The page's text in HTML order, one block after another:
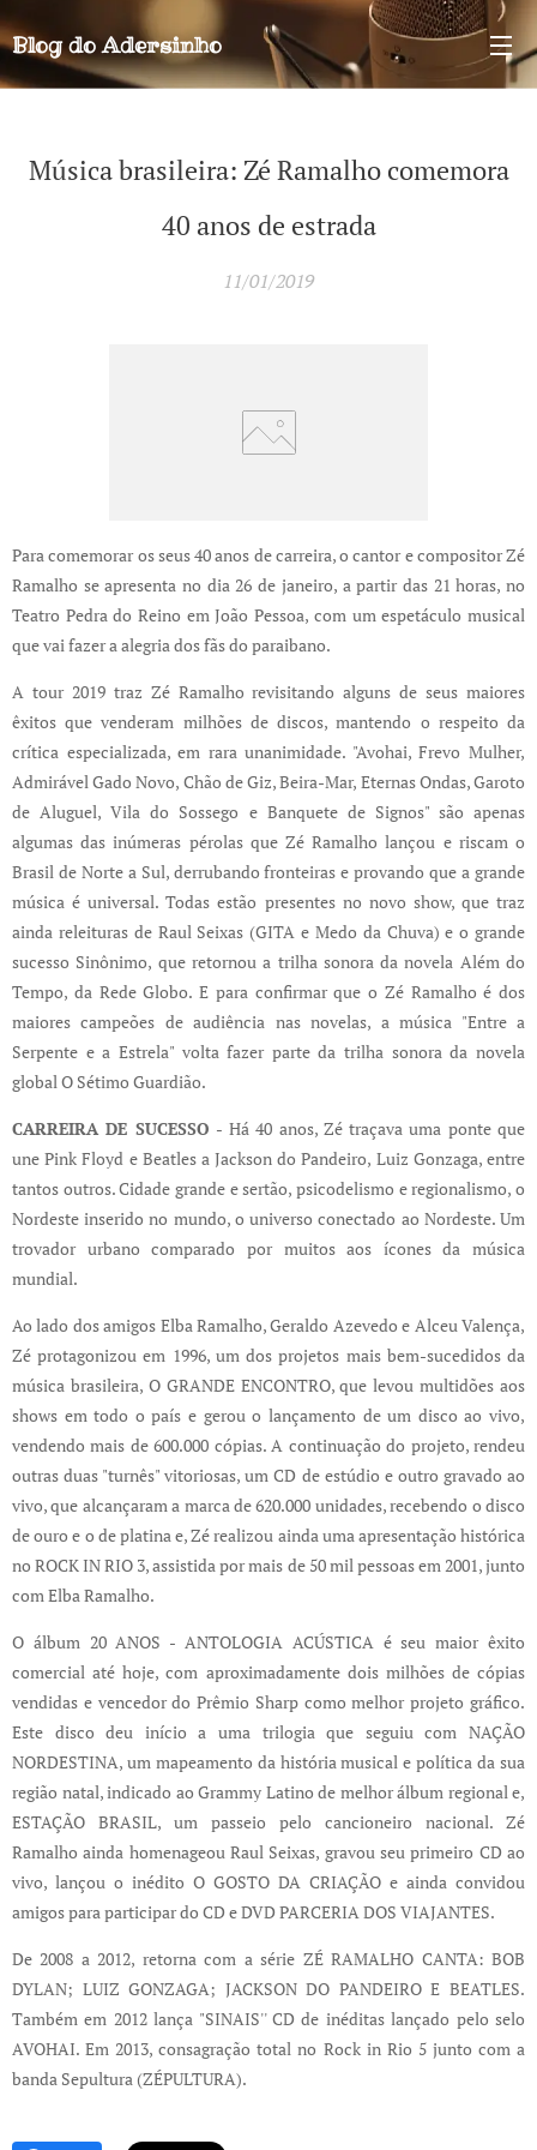
Blog doAdersinho
Música brasileira: Zé Ramalho comemora
40 anos de estrada
11/01/2019
Para comemorar os seus 40 anos de carreira, o cantor e compositor Zé
Ramalho se apresenta no dia 26 de janeiro, a partir das 21 horas, no
Teatro Pedra do Reino em João Pessoa, com um espetáculo musical
que vai fazer a alegria dos fãs do paraibano.
A tour 2019 traz Zé Ramalho revisitando alguns de seus maiores
êxitos que venderam milhões de discos, mantendo o respeito da
crítica especializada, em rara unanimidade. "Avohai, Frevo Mulher,
Admirável Gado Novo, Chão de Giz, Beira-Mar, Eternas Ondas, Garoto
de Aluguel, Vila do Sossego e Banquete de Signos" são apenas
algumas das inúmeras pérolas que Zé Ramalho lançou e riscam o
Brasil de Norte a Sul, derrubando fronteiras e provando que a grande
música é universal. Todas estão presentes no novo show, que traz
ainda releituras de Raul Seixas (GITA e Medo da Chuva) e o grande
sucesso Sinônimo, que retornou a trilha sonora da novela Além do
Tempo, da Rede Globo. E para confirmar que o Zé Ramalho é dos
maiores campeões de audiência nas novelas, a música "Entre a
Serpente e a Estrela" volta fazer parte da trilha sonora da novela
global O Sétimo Guardião.
CARREIRA DE SUCESSO - Há 40 anos, Zé traçava uma ponte que
une Pink Floyd e Beatles a Jackson do Pandeiro, Luiz Gonzaga, entre
tantos outros. Cidade grande e sertão, psicodelismo e regionalismo, o
Nordeste inserido no mundo, o universo conectado ao Nordeste. Um
trovador urbano comparado por muitos aos ícones da música
mundial.
Ao lado dos amigos Elba Ramalho, Geraldo Azevedo e Alceu Valença,
Zé protagonizou em 1996, um dos projetos mais bem-sucedidos da
música brasileira, O GRANDE ENCONTRO, que levou multidões aos
shows em todo o país e gerou o lançamento de um disco ao vivo,
vendendo mais de 600.000 cópias. A continuação do projeto, rendeu
outras duas "turnês" vitoriosas, um CD de estúdio e outro gravado ao
vivo, que alcançaram a marca de 620.000 unidades, recebendo o disco
de ouro e o de platina e, Zé realizou ainda uma apresentação histórica
no ROCK IN RIO 3, assistida por mais de 50 mil pessoas em 2001, junto
com Elba Ramalho.
O álbum 20 ANOS - ANTOLOGIA ACÚSTICA é seu maior êxito
comercial até hoje, com aproximadamente dois milhões de cópias
vendidas e vencedor do Prêmio Sharp como melhor projeto gráfico.
Este disco deu início a uma trilogia que seguiu com NAÇÃO
NORDESTINA, um mapeamento da história musical e política da sua
região natal, indicado ao Grammy Latino de melhor álbum regional e,
ESTAÇÃO BRASIL, um passeio pelo cancioneiro nacional. Zé
Ramalho ainda homenageou Raul Seixas, gravou seu primeiro CD ao
vivo, lançou o inédito O GOSTO DA CRIAÇÃO e ainda convidou
amigos para participar do CD e DVD PARCERIA DOS VIAJANTES.
De 2008 a 2012, retorna com a série ZÉ RAMALHO CANTA: BOB
DYLAN; LUIZ GONZAGA; JACKSON DO PANDEIRO E BEATLES.
Também em 2012 lança "SINAIS'' CD de inéditas lançado pelo selo
AVOHAI. Em 2013, consagração total no Rock in Rio 5 junto com a
banda Sepultura (ZÉPULTURA).